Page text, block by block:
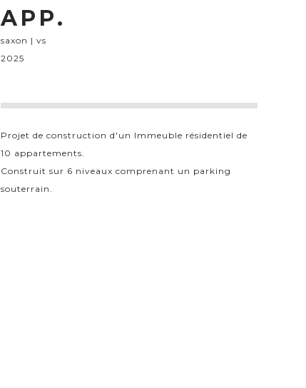
APP.
saxon | vs
2025
Projet de construction d'un Immeuble résidentiel de
10 appartements.
Construit sur 6 niveaux comprenant un parking
souterrain.